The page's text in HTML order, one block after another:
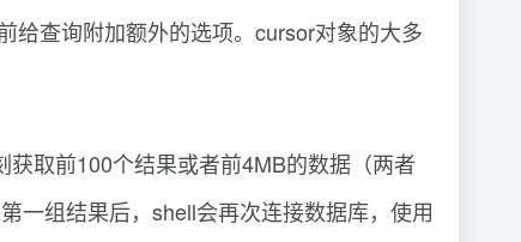
给查询附加额外的选项。cursor对象的大多
取前100个结果或者前4MB的数据（两者
一组结果后，shell会再次连接数据库，使用